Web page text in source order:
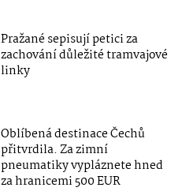
Pražané sepisují petici za
zachování důležité tramvajové
linky
Oblíbená destinace Čechů
přitvrdila. Za zimní
pneumatiky vypláznete hned
za hranicemi 500 EUR